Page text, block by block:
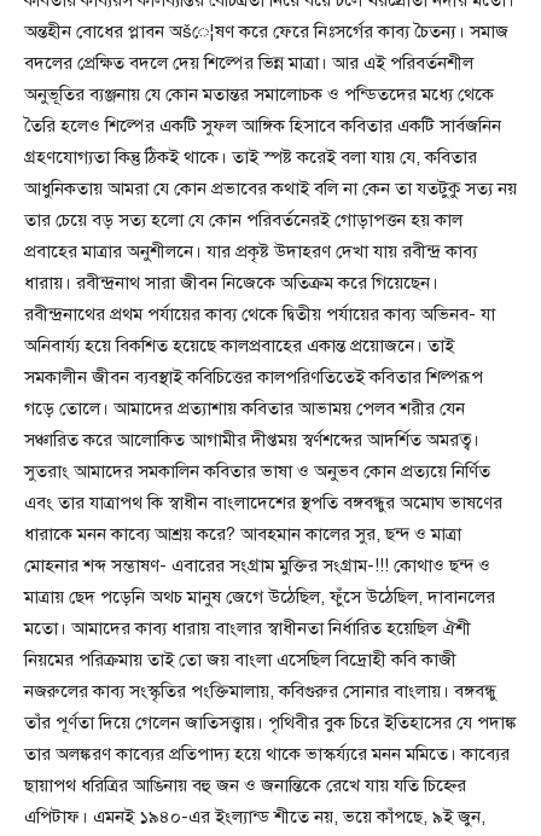
অন্তহীন বোধের প্লাবন অšে¦ষণ করে ফেরে নিঃসর্গের কাব্য চৈতন্য। সমাজ
বদলের প্রেক্ষিত বদলে দেয় শিল্পের ভিন্ন মাত্রা। আর এই পরিবর্তনশীল
অনুভূতির ব্যঞ্জনায় যে কোন মতান্তর সমালোচক ও পন্ডিতদের মধ্যে থেকে
তৈরি হলেও শিল্পের একটি সুফল আঙ্গিক হিসাবে কবিতার একটি সার্বজনিন
গ্রহণযোগ্যতা কিন্তু ঠিকই থাকে। তাই স্পষ্ট করেই বলা যায় যে, কবিতার
আধুনিকতায় আমরা যে কোন প্রভাবের কথাই বলি না কেন তা যতটুকু সত্য নয়
তার চেয়ে বড় সত্য হলো যে কোন পরিবর্তনেরই গোড়াপত্তন হয় কাল
প্রবাহের মাত্রার অনুশীলনে। যার প্রকৃষ্ট উদাহরণ দেখা যায় রবীন্দ্র কাব্য
ধারায়। রবীন্দ্রনাথ সারা জীবন নিজেকে অতিক্রম করে গিয়েছেন।
রবীন্দ্রনাথের প্রথম পর্যায়ের কাব্য থেকে দ্বিতীয় পর্যায়ের কাব্য অভিনব- যা
অনিবার্য্য হয়ে বিকশিত হয়েছে কালপ্রবাহের একান্ত প্রয়োজনে। তাই
সমকালীন জীবন ব্যবস্থাই কবিচিত্তের কালপরিণতিতেই কবিতার শিল্পরূপ
গড়ে তোলে। আমাদের প্রত্যাশায় কবিতার আভাময় পেলব শরীর যেন
সঞ্চারিত করে আলোকিত আগামীর দীপ্তময় স্বর্ণশব্দের আদর্শিত অমরত্ব।
সুতরাং আমাদের সমকালিন কবিতার ভাষা ও অনুভব কোন প্রত্যয়ে নির্ণিত
এবং তার যাত্রাপথ কি স্বাধীন বাংলাদেশের স্থপতি বঙ্গবন্ধুর অমোঘ ভাষণের
ধারাকে মনন কাব্যে আশ্রয় করে? আবহমান কালের সুর, ছন্দ ও মাত্রা
মোহনার শব্দ সম্ভাষণ- এবারের সংগ্রাম মুক্তির সংগ্রাম-!!! কোথাও ছন্দ ও
মাত্রায় ছেদ পড়েনি অথচ মানুষ জেগে উঠেছিল, ফুঁসে উঠেছিল, দাবানলের
মতো। আমাদের কাব্য ধারায় বাংলার স্বাধীনতা নির্ধারিত হয়েছিল ঐশী
নিয়মের পরিক্রমায় তাই তো জয় বাংলা এসেছিল বিদ্রোহী কবি কাজী
নজরুলের কাব্য সংস্কৃতির পংক্তিমালায়, কবিগুরুর সোনার বাংলায়। বঙ্গবন্ধু
তাঁর পূর্ণতা দিয়ে গেলেন জাতিসত্ত্বায়। পৃথিবীর বুক চিরে ইতিহাসের যে পদাঙ্ক
তার অলঙ্করণ কাব্যের প্রতিপাদ্য হয়ে থাকে ভাস্কর্য্যরে মনন মমিতে। কাব্যের
ছায়াপথ ধরিত্রির আঙিনায় বহু জন ও জনান্তিকে রেখে যায় যতি চিহ্নের
এপিটাফ। এমনই ১৯৪০-এর ইংল্যান্ড শীতে নয়, ভয়ে কাঁপছে, ৯ই জুন,